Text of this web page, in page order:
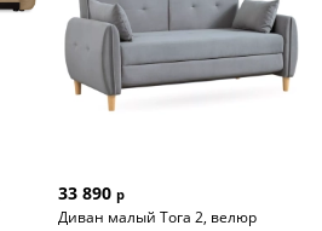
33 890 р
Диван малый Тога 2, велюр